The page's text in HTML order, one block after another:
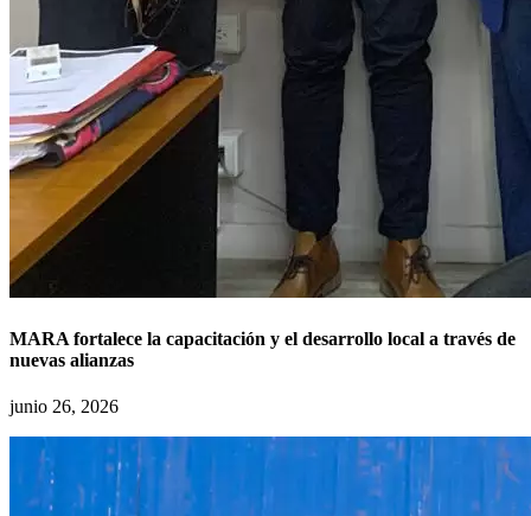
MARA fortalece la capacitación y el desarrollo local a través de
nuevas alianzas
junio 26, 2026